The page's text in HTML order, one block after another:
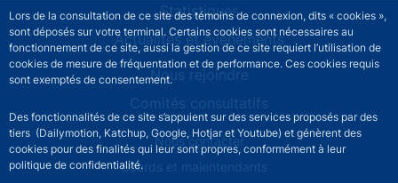
Lors de la consultation de ce site des témoins de connexion, dits « cookies »,
sont déposés sur votre terminal. Certains cookies sont nécessaires au
fonctionnement de ce site, aussi la gestion de ce site requiert l’utilisation de
cookies de mesure de fréquentation et de performance. Ces cookies requis
sont exemptés de consentement.
Des fonctionnalités de ce site s’appuient sur des services proposés par des
tiers (Dailymotion, Katchup, Google, Hotjar et Youtube) et génèrent des
cookies pour des finalités qui leur sont propres, conformément à leur
politique de confidentialité.
Statistiques
Actualités et événements
Nous rejoindre
Comités consultatifs
Footer secondary menuNous contacter
Sourds et malentendants